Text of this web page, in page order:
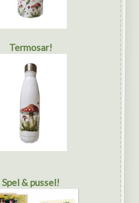
Termosar!
Spel & pussel!